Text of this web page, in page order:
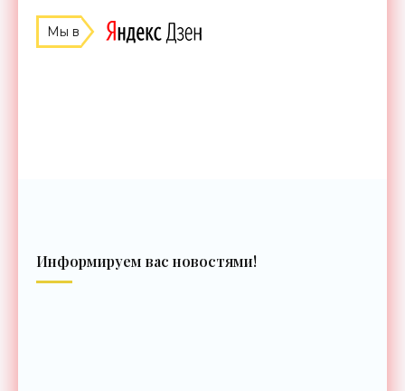
Мы в
Информируем вас новостями!